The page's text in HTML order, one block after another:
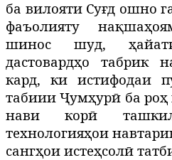
ба вилояти Суғд ошно
фаъолияту
шинос шуд,
дастовардҳо табрик
кард, ки истифодаи
табиии Ҷумҳурӣ ба
нави корӣ
технологияҳои
сангҳои истеҳсолӣ